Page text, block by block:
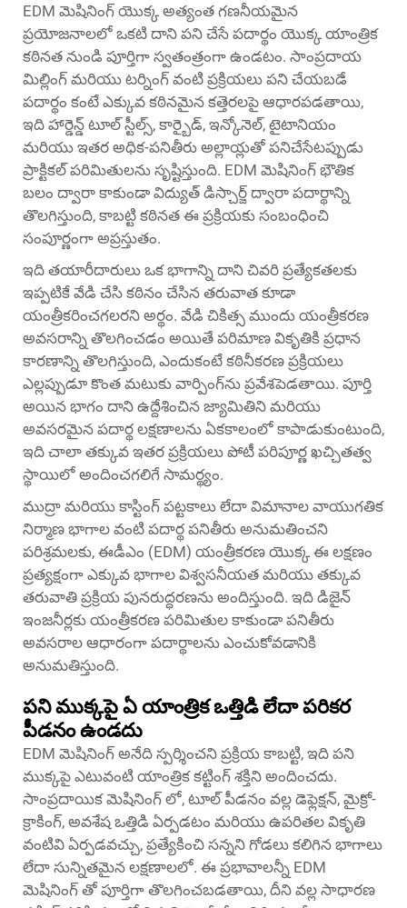
EDM మెషినింగ్ యొక్క అత్యంత గణనీయమైన
ప్రయోజనాలలో ఒకటి దాని పని చేసే పదార్థం యొక్క యాంత్రిక
కఠినత నుండి పూర్తిగా స్వతంత్రంగా ఉండటం. సాంప్రదాయ
మిల్లింగ్ మరియు టర్నింగ్ వంటి ప్రక్రియలు పని చేయబడే
పదార్థం కంటే ఎక్కువ కఠినమైన కత్తెరలపై ఆధారపడతాయి,
ఇది హార్డెన్డ్ టూల్ స్టీల్స్, కార్బైడ్, ఇన్కోనెల్, టైటానియం
మరియు ఇతర అధిక-పనితీరు అల్లాయ్లతో పనిచేసేటప్పుడు
ప్రాక్టికల్ పరిమితులను సృష్టిస్తుంది. EDM మెషినింగ్ భౌతిక
బలం ద్వారా కాకుండా విద్యుత్ డిస్చార్జ్ ద్వారా పదార్థాన్ని
తొలగిస్తుంది, కాబట్టి కఠినత ఈ ప్రక్రియకు సంబంధించి
సంపూర్ణంగా అప్రస్తుతం.
ఇది తయారీదారులు ఒక భాగాన్ని దాని చివరి ప్రత్యేకతలకు
ఇప్పటికే వేడి చేసి కఠినం చేసిన తరువాత కూడా
యంత్రీకరించగలరని అర్థం. వేడి చికిత్స ముందు యంత్రీకరణ
అవసరాన్ని తొలగించడం అయితే పరిమాణ వికృతికి ప్రధాన
కారణాన్ని తొలగిస్తుంది, ఎందుకంటే కఠినీకరణ ప్రక్రియలు
ఎల్లప్పుడూ కొంత మటుకు వార్పింగ్‌ను ప్రవేశపెడతాయి. పూర్తి
అయిన భాగం దాని ఉద్దేశించిన జ్యామితిని మరియు
అవసరమైన పదార్థ లక్షణాలను ఏకకాలంలో కాపాడుకుంటుంది,
ఇది చాలా తక్కువ ఇతర ప్రక్రియలు పోటీ పరిపూర్ణ ఖచ్చితత్వ
స్థాయిలో అందించగలిగే సామర్థ్యం.
ముద్రా మరియు కాస్టింగ్ పట్టకాలు లేదా విమానాల వాయుగతిక
నిర్మాణ భాగాల వంటి పదార్థ పనితీరు అనుమతించని
పరిశ్రమలకు, ఈడీఎం (EDM) యంత్రీకరణ యొక్క ఈ లక్షణం
ప్రత్యక్షంగా ఎక్కువ భాగాల విశ్వసనీయత మరియు తక్కువ
తరువాతి ప్రక్రియ పునరుద్ధరణను అందిస్తుంది. ఇది డిజైన్
ఇంజనీర్లకు యంత్రీకరణ పరిమితుల కాకుండా పనితీరు
అవసరాల ఆధారంగా పదార్థాలను ఎంచుకోవడానికి
అనుమతిస్తుంది.
పని ముక్కపై ఏ యాంత్రిక ఒత్తిడి లేదా పరికర
పీడనం ఉండదు
EDM మెషినింగ్ అనేది స్పర్శించని ప్రక్రియ కాబట్టి, ఇది పని
ముక్కపై ఎటువంటి యాంత్రిక కట్టింగ్ శక్తిని అందించదు.
సాంప్రదాయిక మెషినింగ్ లో, టూల్ పీడనం వల్ల డెఫ్లెక్షన్, మైక్రో-
క్రాకింగ్, అవశేష ఒత్తిడి ఏర్పడటం మరియు ఉపరితల వికృతి
వంటివి ఏర్పడవచ్చు, ప్రత్యేకించి సన్నని గోడలు కలిగిన భాగాలు
లేదా సున్నితమైన లక్షణాలలో. ఈ ప్రభావాలన్నీ EDM
మెషినింగ్ తో పూర్తిగా తొలగించబడతాయి, దీని వల్ల సాధారణ